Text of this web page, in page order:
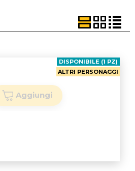
ALTRI PERSONAGGI
DISPONIBILE (1 PZ)